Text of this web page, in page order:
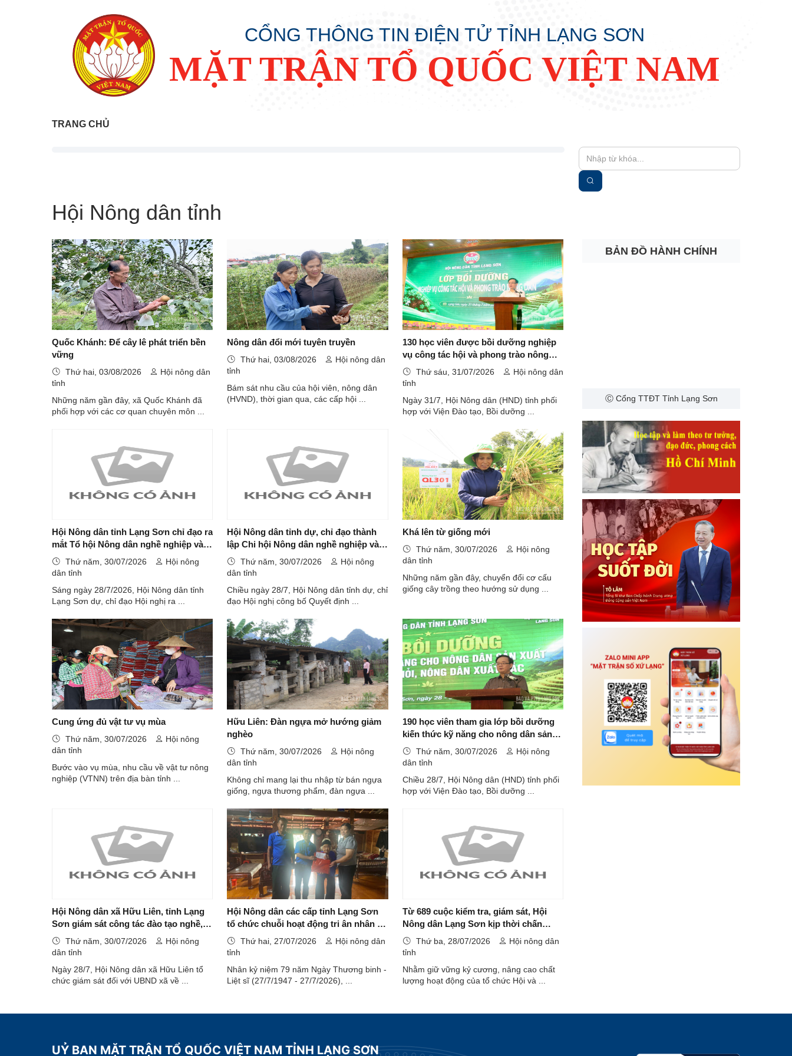
CỔNG THÔNG TIN ĐIỆN TỬ TỈNH LẠNG SƠN
MẶT TRẬN TỔ QUỐC VIỆT NAM
TRANG CHỦ
Hội Nông dân tỉnh
Quốc Khánh: Để cây lê phát triển bền
vững
Thứ hai, 03/08/2026
Hội nông dân
tỉnh
Những năm gần đây, xã Quốc Khánh đã
phối hợp với các cơ quan chuyên môn ...
Nông dân đổi mới tuyên truyền
Thứ hai, 03/08/2026
Hội nông dân
tỉnh
Bám sát nhu cầu của hội viên, nông dân
(HVND), thời gian qua, các cấp hội ...
130 học viên được bồi dưỡng nghiệp
vụ công tác hội và phong trào nông
dânThứ sáu, 31/07/2026
Hội nông dân
tỉnh
Ngày 31/7, Hội Nông dân (HND) tỉnh phối
hợp với Viện Đào tạo, Bồi dưỡng ...
Hội Nông dân tỉnh Lạng Sơn chỉ đạo ra
mắt Tổ hội Nông dân nghề nghiệp và
giải ngân Quỹ Hỗ trợ nông dân tại xã
Thống Nhất
Thứ năm, 30/07/2026
Hội nông
dân tỉnh
Sáng ngày 28/7/2026, Hội Nông dân tỉnh
Lạng Sơn dự, chỉ đạo Hội nghị ra ...
Hội Nông dân tỉnh dự, chỉ đạo thành
lập Chi hội Nông dân nghề nghiệp và
giải ngân Quỹ Hỗ trợ nông dân tỉnh tại
xã Bắc Sơn
Thứ năm, 30/07/2026
Hội nông
dân tỉnh
Chiều ngày 28/7, Hội Nông dân tỉnh dự, chỉ
đạo Hội nghị công bố Quyết định ...
Khá lên từ giống mới
Thứ năm, 30/07/2026
Hội nông
dân tỉnh
Những năm gần đây, chuyển đổi cơ cấu
giống cây trồng theo hướng sử dụng ...
Cung ứng đủ vật tư vụ mùa
Thứ năm, 30/07/2026
Hội nông
dân tỉnh
Bước vào vụ mùa, nhu cầu về vật tư nông
nghiệp (VTNN) trên địa bàn tỉnh ...
Hữu Liên: Đàn ngựa mở hướng giảm
nghèo
Thứ năm, 30/07/2026
Hội nông
dân tỉnh
Không chỉ mang lại thu nhập từ bán ngựa
giống, ngựa thương phẩm, đàn ngựa ...
190 học viên tham gia lớp bồi dưỡng
kiến thức kỹ năng cho nông dân sản
xuất kinh doanh giỏi, nông dân xuất
sắc
Thứ năm, 30/07/2026
Hội nông
dân tỉnh
Chiều 28/7, Hội Nông dân (HND) tỉnh phối
hợp với Viện Đào tạo, Bồi dưỡng ...
Hội Nông dân xã Hữu Liên, tỉnh Lạng
Sơn giám sát công tác đào tạo nghề,
giải quyết việc làm cho lao động nông
thôn
Thứ năm, 30/07/2026
Hội nông
dân tỉnh
Ngày 28/7, Hội Nông dân xã Hữu Liên tổ
chức giám sát đối với UBND xã về ...
Hội Nông dân các cấp tỉnh Lạng Sơn
tổ chức chuỗi hoạt động tri ân nhân kỷ
niệm 79 năm Ngày Thương binh - Liệt
sĩ (27/7/1947 - 27/7/2026)
Thứ hai, 27/07/2026
Hội nông dân
tỉnh
Nhân kỷ niệm 79 năm Ngày Thương binh -
Liệt sĩ (27/7/1947 - 27/7/2026), ...
Từ 689 cuộc kiểm tra, giám sát, Hội
Nông dân Lạng Sơn kịp thời chấn
chỉnh nhiều hạn chế
Thứ ba, 28/07/2026
Hội nông dân
tỉnh
Nhằm giữ vững kỷ cương, nâng cao chất
lượng hoạt động của tổ chức Hội và ...
BẢN ĐỒ HÀNH CHÍNH
Ⓒ Cổng TTĐT Tỉnh Lạng Sơn
UỶ BAN MẶT TRẬN TỔ QUỐC VIỆT NAM TỈNH LẠNG SƠN